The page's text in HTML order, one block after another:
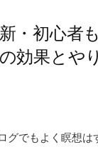
新・初心者
効果とや
グでもよく瞑想